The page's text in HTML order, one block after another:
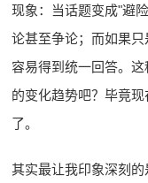
现象：当话题变成"避
论甚至争论；而如果
容易得到统一回答。
的变化趋势吧？毕竟
了。
其实最让我印象深刻